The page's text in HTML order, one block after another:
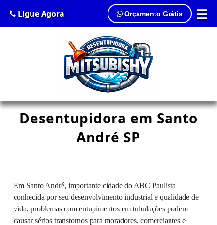
☰
Ligue Agora Orçamento Grátis
Desentupidora em Santo
André SP
Em Santo André, importante cidade do ABC Paulista
conhecida por seu desenvolvimento industrial e qualidade de
vida, problemas com entupimentos em tubulações podem
causar sérios transtornos para moradores, comerciantes e